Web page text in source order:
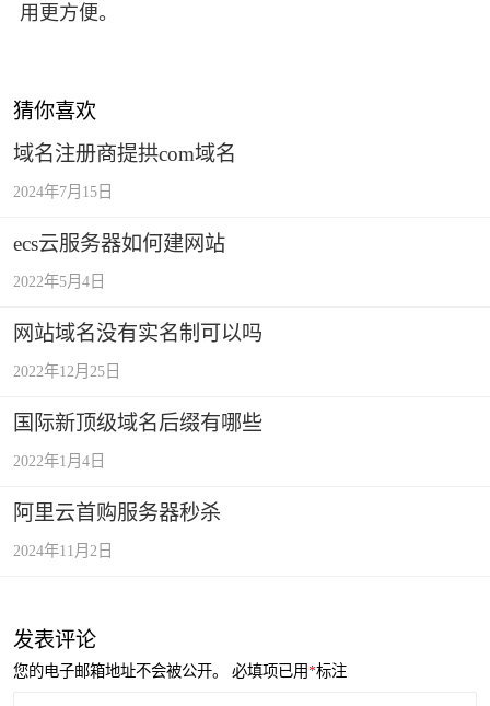
用更方便。
猜你喜欢
域名注册商提拱com域名
2024年7月15日
ecs云服务器如何建网站
2022年5月4日
网站域名没有实名制可以吗
2022年12月25日
国际新顶级域名后缀有哪些
2022年1月4日
阿里云首购服务器秒杀
2024年11月2日
发表评论
您的电子邮箱地址不会被公开。 必填项已用*标注